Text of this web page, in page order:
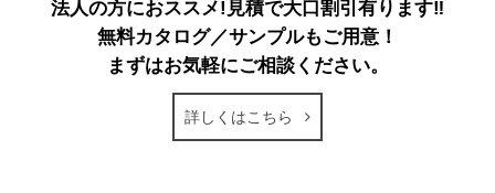
法人の方におススメ!見積で大口割引有ります‼
無料カタログ／サンプルもご用意！
まずはお気軽にご相談ください。
詳しくはこちら